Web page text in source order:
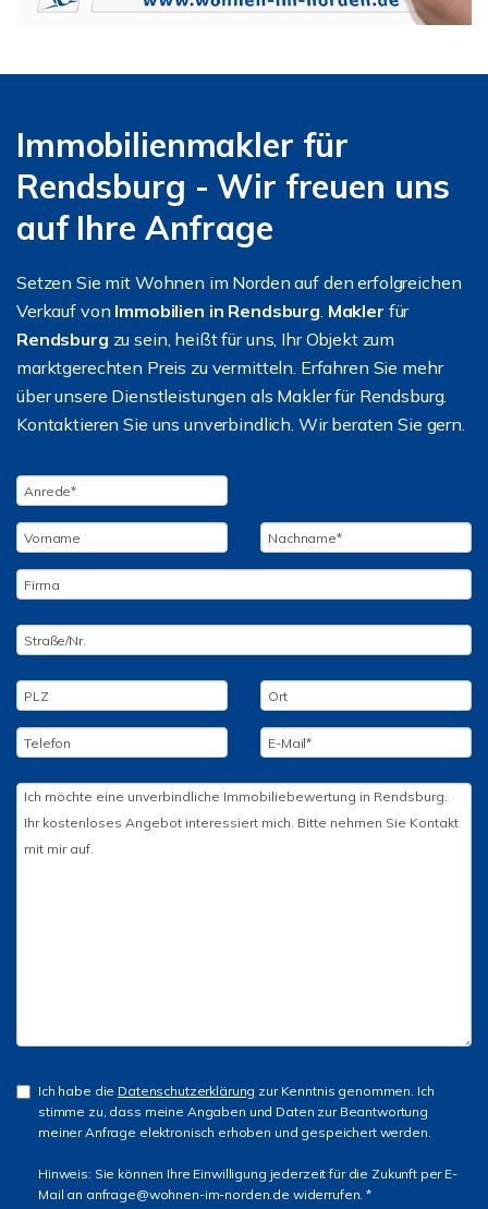
Immobilienmakler für
Rendsburg - Wir freuen uns
auf Ihre Anfrage
Setzen Sie mit Wohnen im Norden auf den erfolgreichen
Verkauf von Immobilien in Rendsburg. Makler für
Rendsburg zu sein, heißt für uns, Ihr Objekt zum
marktgerechten Preis zu vermitteln. Erfahren Sie mehr
über unsere Dienstleistungen als Makler für Rendsburg.
Kontaktieren Sie uns unverbindlich. Wir beraten Sie gern.
Ich habe die Datenschutzerklärung zur Kenntnis genommen. Ich
stimme zu, dass meine Angaben und Daten zur Beantwortung
meiner Anfrage elektronisch erhoben und gespeichert werden.
Hinweis: Sie können Ihre Einwilligung jederzeit für die Zukunft per E-
Mail an anfrage@wohnen-im-norden.de widerrufen. *